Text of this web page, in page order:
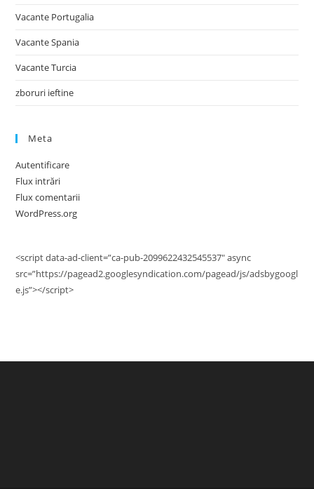
Vacante Portugalia
Vacante Spania
Vacante Turcia
zboruri ieftine
Meta
Autentificare
Flux intrări
Flux comentarii
WordPress.org
<script data-ad-client=”ca-pub-2099622432545537″ async
src=”https://pagead2.googlesyndication.com/pagead/js/adsbygoogl
e.js”></script>